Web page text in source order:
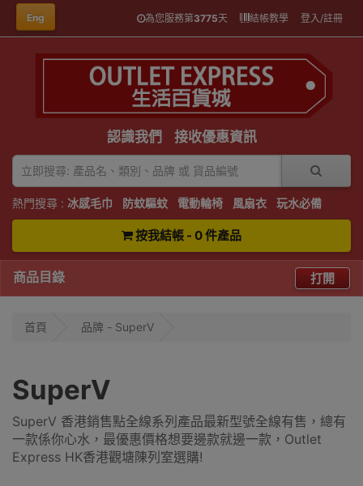
Eng 為您服務第3775天 結帳教學 登入/註冊
認識我們 接收優惠資訊
熱門搜尋 : 冰感毛巾 防蚊驅蚊 電動輪椅 風扇衣 玩水必備
按我結帳 - 0 件產品
商品目錄 打開
首頁 品牌 - SuperV
SuperV
SuperV 香港銷售點全線系列產品最新型號全線有售，總有
一款係你心水，最優惠價格想要邊款就邊一款，Outlet
Express HK香港觀塘陳列室選購!